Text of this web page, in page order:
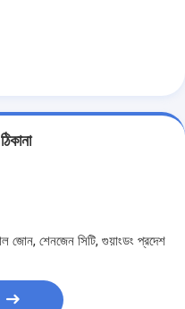
জোন, শেনজেন সিটি, গুয়াংডং প্রদেশ